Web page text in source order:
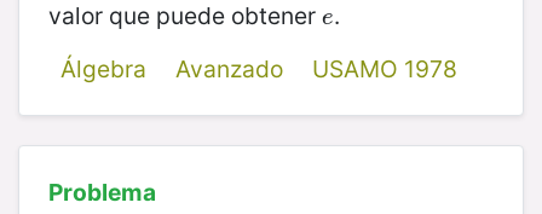
valor que puede obtener e
e.
Álgebra
Avanzado USAMO 1978
Problema